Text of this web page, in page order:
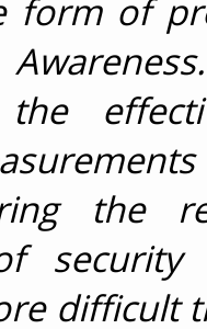
form of
the
security
difficult